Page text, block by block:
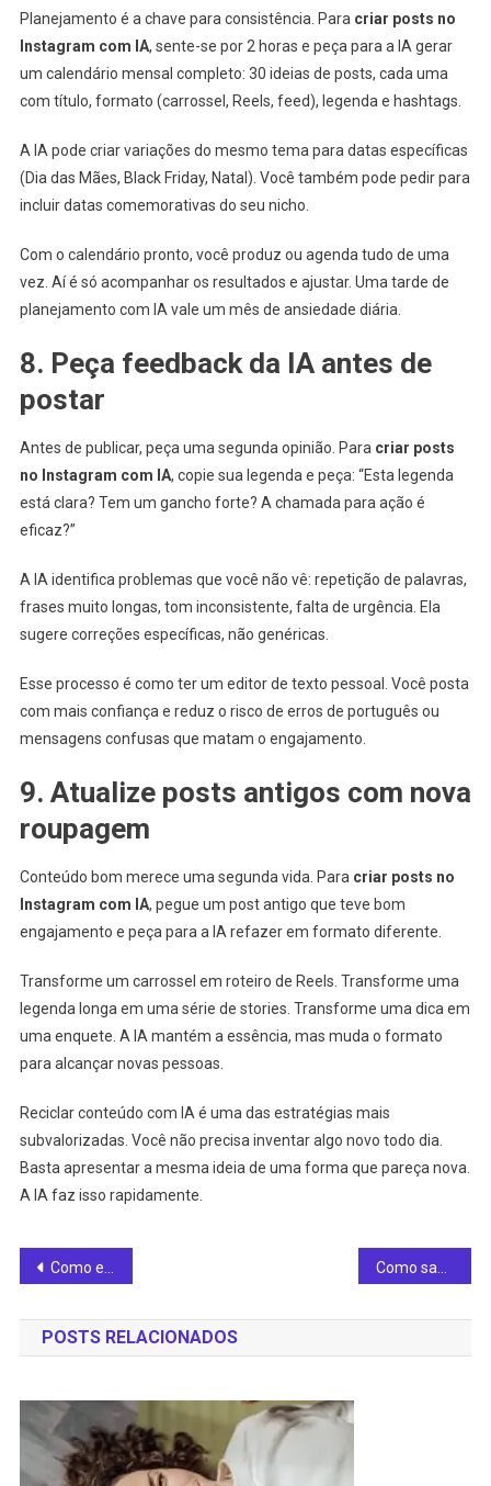
Planejamento é a chave para consistência. Para criar posts no
Instagram com IA, sente-se por 2 horas e peça para a IA gerar
um calendário mensal completo: 30 ideias de posts, cada uma
com título, formato (carrossel, Reels, feed), legenda e hashtags.
A IA pode criar variações do mesmo tema para datas específicas
(Dia das Mães, Black Friday, Natal). Você também pode pedir para
incluir datas comemorativas do seu nicho.
Com o calendário pronto, você produz ou agenda tudo de uma
vez. Aí é só acompanhar os resultados e ajustar. Uma tarde de
planejamento com IA vale um mês de ansiedade diária.
8. Peça feedback da IA antes de
postar
Antes de publicar, peça uma segunda opinião. Para criar posts
no Instagram com IA, copie sua legenda e peça: “Esta legenda
está clara? Tem um gancho forte? A chamada para ação é
eficaz?”
A IA identifica problemas que você não vê: repetição de palavras,
frases muito longas, tom inconsistente, falta de urgência. Ela
sugere correções específicas, não genéricas.
Esse processo é como ter um editor de texto pessoal. Você posta
com mais confiança e reduz o risco de erros de português ou
mensagens confusas que matam o engajamento.
9. Atualize posts antigos com nova
roupagem
Conteúdo bom merece uma segunda vida. Para criar posts no
Instagram com IA, pegue um post antigo que teve bom
engajamento e peça para a IA refazer em formato diferente.
Transforme um carrossel em roteiro de Reels. Transforme uma
legenda longa em uma série de stories. Transforme uma dica em
uma enquete. A IA mantém a essência, mas muda o formato
para alcançar novas pessoas.
Reciclar conteúdo com IA é uma das estratégias mais
subvalorizadas. Você não precisa inventar algo novo todo dia.
Basta apresentar a mesma ideia de uma forma que pareça nova.
A IA faz isso rapidamente.
Navegação
de
Post
Como escolher escada de ferro sob medida? 9 dicas!
POSTS RELACIONADOS